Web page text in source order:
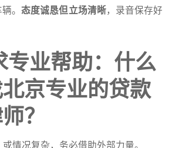
辆。态度诚恳但立场清晰，录音保存好
专业帮助：什么
京专业的贷款
？
情况复杂，务必借助外部力量。